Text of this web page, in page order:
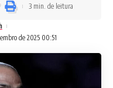
de 2025 00:51
3 min. de leitura